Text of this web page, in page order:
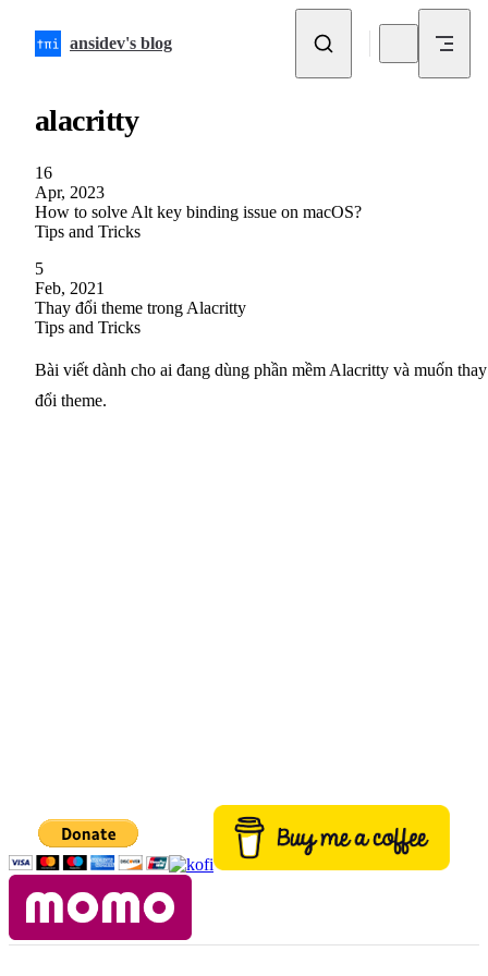
ansidev's blog
alacritty
16
Apr, 2023
How to solve Alt key binding issue on macOS?
Tips and Tricks
5
Feb, 2021
Thay đổi theme trong Alacritty
Tips and Tricks
Bài viết dành cho ai đang dùng phần mềm Alacritty và muốn thay
đổi theme.